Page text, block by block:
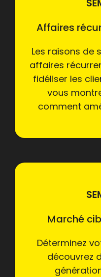
Affaires
Les raisons de
affaires
fidéliser les
vous
comment
Marché
Déterminez
découvrez